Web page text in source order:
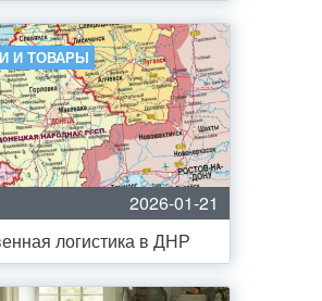
И ТОВАРЫ
2026-01-21
логистика в ДНР